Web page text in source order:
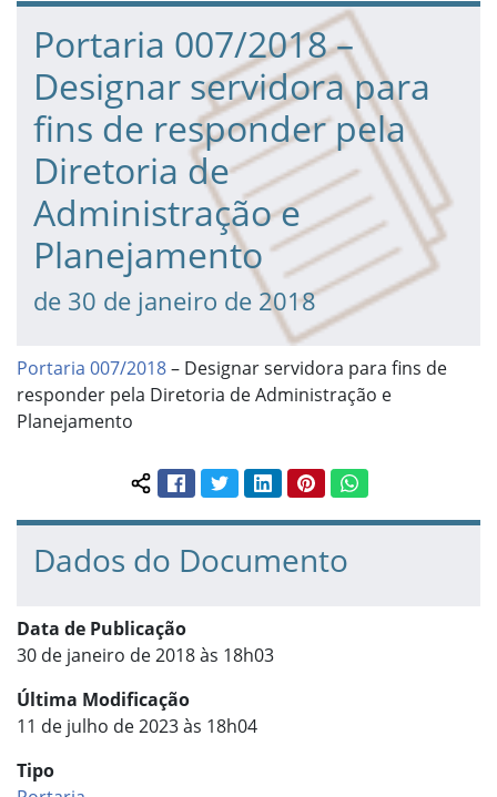
Fim da navegação
Início do conteúdo
Portaria 007/2018 –
Designar servidora para
fins de responder pela
Diretoria de
Administração e
Planejamento
de 30 de janeiro de 2018
Portaria 007/2018– Designar servidora para fins de
responder pela Diretoria de Administração e
Planejamento
Compartilhar conteúdo:
FacebookTwitterLinkedInPinterestWhatsApp
Dados do Documento
Data de Publicação
30 de janeiro de 2018 às 18h03
Última Modificação
11 de julho de 2023 às 18h04
Tipo